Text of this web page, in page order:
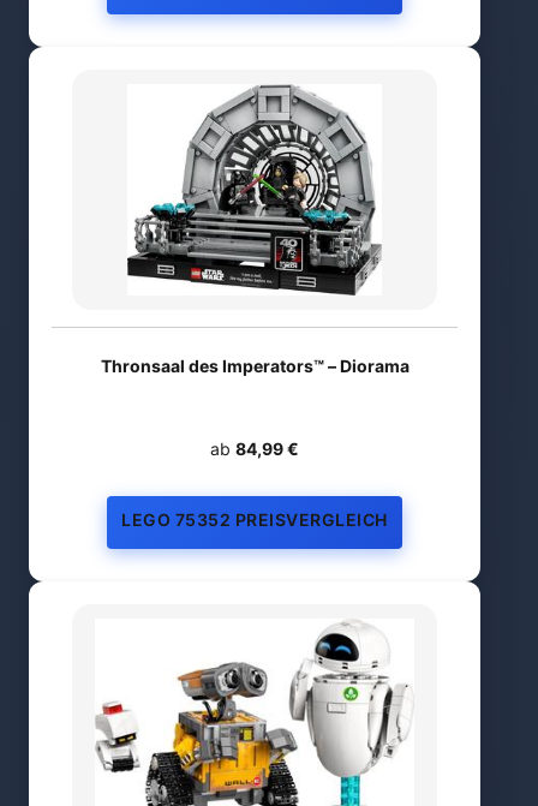
Thronsaal des Imperators™ – Diorama
ab 84,99 €
LEGO 75352 PREISVERGLEICH